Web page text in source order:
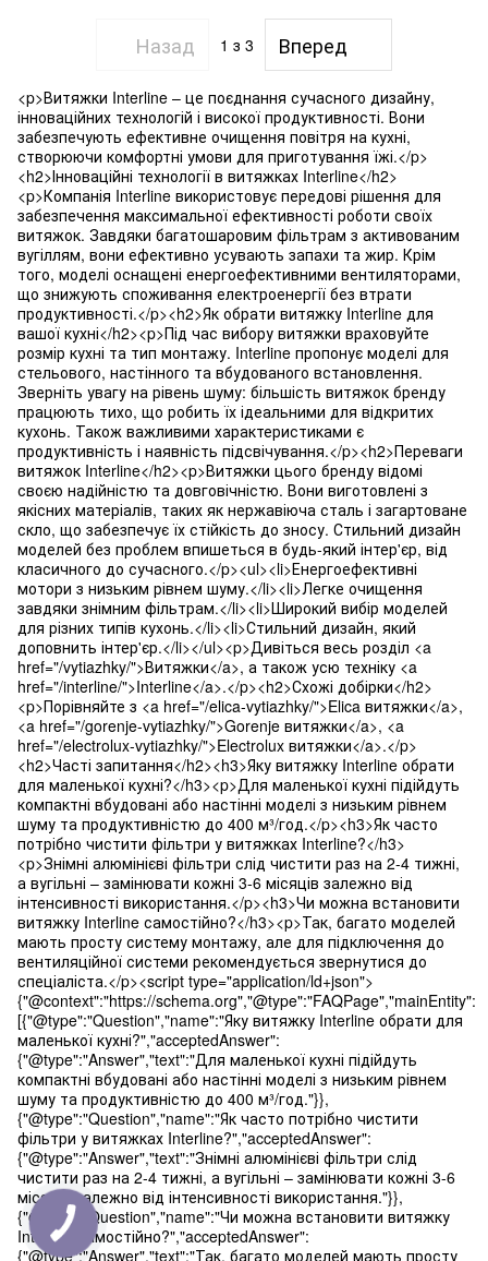
Назад 1 з 3 Вперед
<p>Витяжки Interline – це поєднання сучасного дизайну,
інноваційних технологій і високої продуктивності. Вони
забезпечують ефективне очищення повітря на кухні,
створюючи комфортні умови для приготування їжі.</p>
<h2>Інноваційні технології в витяжках Interline</h2>
<p>Компанія Interline використовує передові рішення для
забезпечення максимальної ефективності роботи своїх
витяжок. Завдяки багатошаровим фільтрам з активованим
вугіллям, вони ефективно усувають запахи та жир. Крім
того, моделі оснащені енергоефективними вентиляторами,
що знижують споживання електроенергії без втрати
продуктивності.</p><h2>Як обрати витяжку Interline для
вашої кухні</h2><p>Під час вибору витяжки враховуйте
розмір кухні та тип монтажу. Interline пропонує моделі для
стельового, настінного та вбудованого встановлення.
Зверніть увагу на рівень шуму: більшість витяжок бренду
працюють тихо, що робить їх ідеальними для відкритих
кухонь. Також важливими характеристиками є
продуктивність і наявність підсвічування.</p><h2>Переваги
витяжок Interline</h2><p>Витяжки цього бренду відомі
своєю надійністю та довговічністю. Вони виготовлені з
якісних матеріалів, таких як нержавіюча сталь і загартоване
скло, що забезпечує їх стійкість до зносу. Стильний дизайн
моделей без проблем впишеться в будь-який інтер'єр, від
класичного до сучасного.</p><ul><li>Енергоефективні
мотори з низьким рівнем шуму.</li><li>Легке очищення
завдяки знімним фільтрам.</li><li>Широкий вибір моделей
для різних типів кухонь.</li><li>Стильний дизайн, який
доповнить інтер'єр.</li></ul><p>Дивіться весь розділ <a
href="/vytiazhky/">Витяжки</a>, а також усю техніку <a
href="/interline/">Interline</a>.</p><h2>Схожі добірки</h2>
<p>Порівняйте з <a href="/elica-vytiazhky/">Elica витяжки</a>,
<a href="/gorenje-vytiazhky/">Gorenje витяжки</a>, <a
href="/electrolux-vytiazhky/">Electrolux витяжки</a>.</p>
<h2>Часті запитання</h2><h3>Яку витяжку Interline обрати
для маленької кухні?</h3><p>Для маленької кухні підійдуть
компактні вбудовані або настінні моделі з низьким рівнем
шуму та продуктивністю до 400 м³/год.</p><h3>Як часто
потрібно чистити фільтри у витяжках Interline?</h3>
<p>Знімні алюмінієві фільтри слід чистити раз на 2-4 тижні,
а вугільні – замінювати кожні 3-6 місяців залежно від
інтенсивності використання.</p><h3>Чи можна встановити
витяжку Interline самостійно?</h3><p>Так, багато моделей
мають просту систему монтажу, але для підключення до
вентиляційної системи рекомендується звернутися до
спеціаліста.</p><script type="application/ld+json">
{"@context":"https://schema.org","@type":"FAQPage","mainEntity":
[{"@type":"Question","name":"Яку витяжку Interline обрати для
маленької кухні?","acceptedAnswer":
{"@type":"Answer","text":"Для маленької кухні підійдуть
компактні вбудовані або настінні моделі з низьким рівнем
шуму та продуктивністю до 400 м³/год."}},
{"@type":"Question","name":"Як часто потрібно чистити
фільтри у витяжках Interline?","acceptedAnswer":
{"@type":"Answer","text":"Знімні алюмінієві фільтри слід
чистити раз на 2-4 тижні, а вугільні – замінювати кожні 3-6
місяців залежно від інтенсивності використання."}},
{"@type":"Question","name":"Чи можна встановити витяжку
Interline самостійно?","acceptedAnswer":
{"@type":"Answer","text":"Так, багато моделей мають просту